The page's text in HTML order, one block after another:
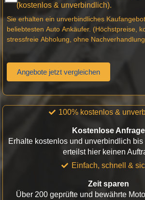
(kostenlos & unverbindlich).
Sie erhalten ein unverbindliches
beliebtesten Auto Ankäufer. (Höchstpreise,
stressfreie Abholung, ohne
Angebote jetzt vergleichen
100% kostenlos &
Kostenlose Anfrage
Erhalte kostenlos und unverbindlich bis
erteilst hier keinen
Einfach, schnell &
Zeit sparen
Über 200 geprüfte und bewährte